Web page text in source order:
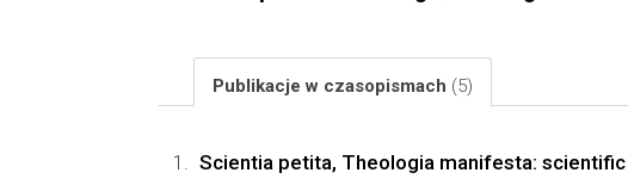
Publikacje w czasopismach (5)
Scientia petita, Theologia manifesta: